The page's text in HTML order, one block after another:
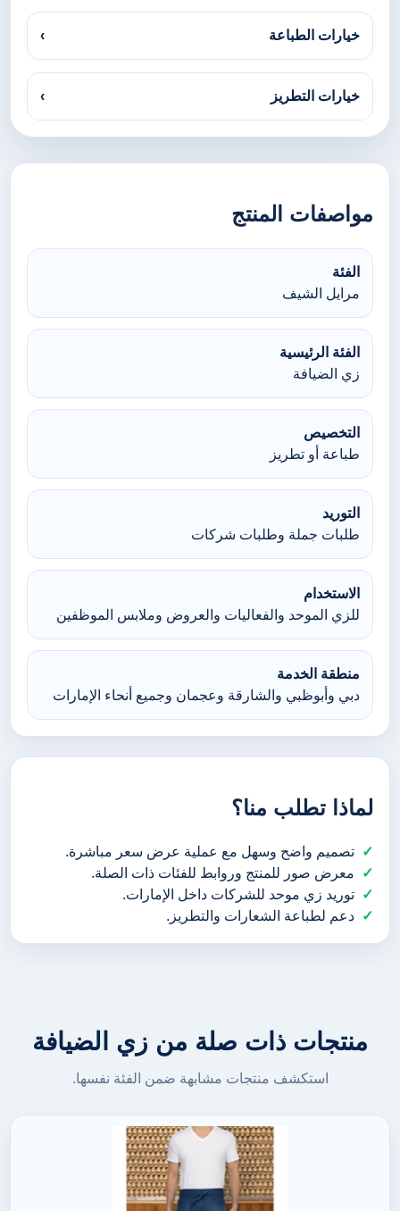
خيارات الطباعة ›
خيارات التطريز ›
مواصفات المنتج
الفئة
مرايل الشيف
الفئة الرئيسية
زي الضيافة
التخصيص
طباعة أو تطريز
التوريد
طلبات جملة وطلبات شركات
الاستخدام
للزي الموحد والفعاليات والعروض وملابس الموظفين
منطقة الخدمة
دبي وأبوظبي والشارقة وعجمان وجميع أنحاء الإمارات
لماذا تطلب منا؟
تصميم واضح وسهل مع عملية عرض سعر مباشرة.
معرض صور للمنتج وروابط للفئات ذات الصلة.
توريد زي موحد للشركات داخل الإمارات.
دعم لطباعة الشعارات والتطريز.
منتجات ذات صلة من زي الضيافة
استكشف منتجات مشابهة ضمن الفئة نفسها.